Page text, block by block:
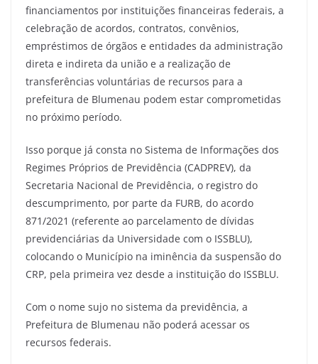
financiamentos por instituições financeiras federais, a
celebração de acordos, contratos, convênios,
empréstimos de órgãos e entidades da administração
direta e indireta da união e a realização de
transferências voluntárias de recursos para a
prefeitura de Blumenau podem estar comprometidas
no próximo período.
Isso porque já consta no Sistema de Informações dos
Regimes Próprios de Previdência (CADPREV), da
Secretaria Nacional de Previdência, o registro do
descumprimento, por parte da FURB, do acordo
871/2021 (referente ao parcelamento de dívidas
previdenciárias da Universidade com o ISSBLU),
colocando o Município na iminência da suspensão do
CRP, pela primeira vez desde a instituição do ISSBLU.
Com o nome sujo no sistema da previdência, a
Prefeitura de Blumenau não poderá acessar os
recursos federais.